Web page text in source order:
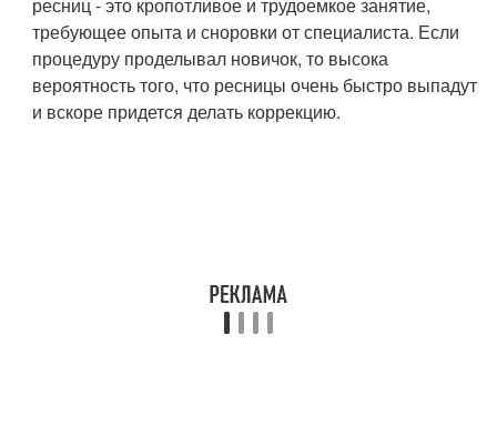
требующее опыта и сноровки от специалиста. Если
процедуру проделывал новичок, то высока
вероятность того, что ресницы очень быстро выпадут
и вскоре придется делать коррекцию.